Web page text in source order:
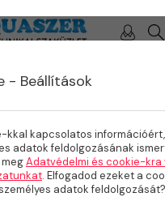
- Beállítások
kkal kapcsolatos
adatok feldolgozásának
Adatvédelmi és cookie-kra
. Elfogadod ezeket a
adatok feldolgozását?